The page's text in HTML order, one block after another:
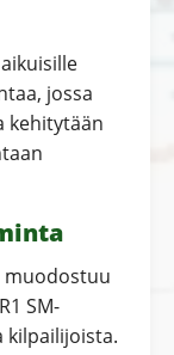
jossa
kehitytään
muodostuu
SM-
kilpailijoista.